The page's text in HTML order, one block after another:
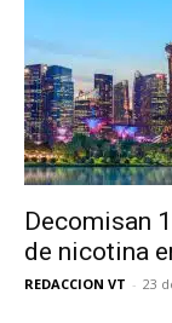
Decomisan
de nicotina
REDACCION VT - 23